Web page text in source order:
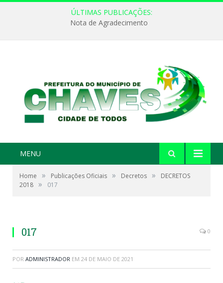
ÚLTIMAS PUBLICAÇÕES:
Nota de Agradecimento
MENU
Home » Publicações Oficiais » Decretos »
DECRETOS
2018 » 017
017 0
POR ADMINISTRADOR EM 24 DE MAIO DE 2021